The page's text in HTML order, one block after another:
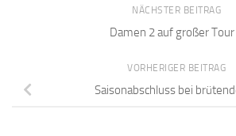
NÄCHSTER BEITRAG
Damen 2 auf großer Tour
VORHERIGER BEITRAG
Saisonabschluss bei